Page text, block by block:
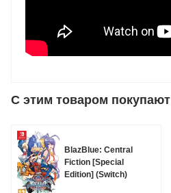
C этим товаром покупают
BlazBlue: Central
Fiction [Special
Edition] (Switch)